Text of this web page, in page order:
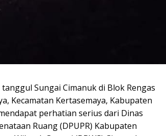
tanggul Sungai Cimanuk di Blok Rengas
Kecamatan Kertasemaya, Kabupaten
perhatian serius dari Dinas
Ruang (DPUPR) Kabupaten